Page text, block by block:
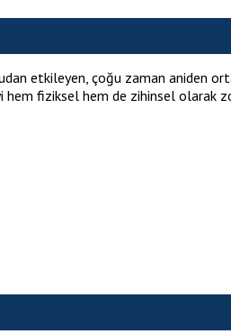
etkileyen, çoğu zaman aniden
fiziksel hem de zihinsel olarak